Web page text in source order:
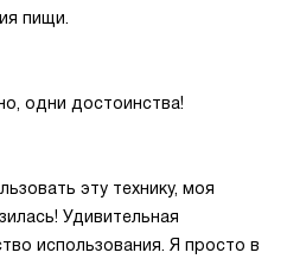
пищи.
одни достоинства!
эту технику, моя
Удивительная
использования. Я просто в